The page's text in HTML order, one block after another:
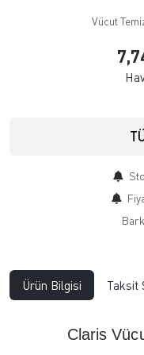
Vücut
Ürün Bilgisi Taksit
Claris